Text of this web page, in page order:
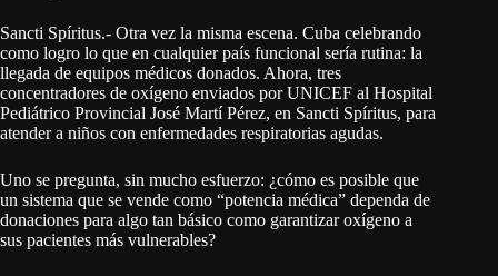
Sancti Spíritus.- Otra vez la misma escena. Cuba celebrando
como logro lo que en cualquier país funcional sería rutina: la
llegada de equipos médicos donados. Ahora, tres
concentradores de oxígeno enviados por UNICEF al Hospital
Pediátrico Provincial José Martí Pérez, en Sancti Spíritus, para
atender a niños con enfermedades respiratorias agudas.
Uno se pregunta, sin mucho esfuerzo: ¿cómo es posible que
un sistema que se vende como “potencia médica” dependa de
donaciones para algo tan básico como garantizar oxígeno a
sus pacientes más vulnerables?